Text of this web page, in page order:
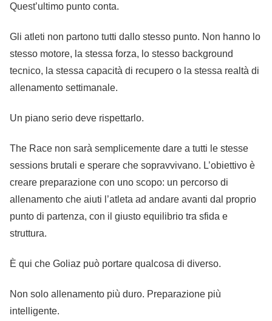
Quest’ultimo punto conta.
Gli atleti non partono tutti dallo stesso punto. Non hanno lo
stesso motore, la stessa forza, lo stesso background
tecnico, la stessa capacità di recupero o la stessa realtà di
allenamento settimanale.
Un piano serio deve rispettarlo.
The Race non sarà semplicemente dare a tutti le stesse
sessions brutali e sperare che sopravvivano. L’obiettivo è
creare preparazione con uno scopo: un percorso di
allenamento che aiuti l’atleta ad andare avanti dal proprio
punto di partenza, con il giusto equilibrio tra sfida e
struttura.
È qui che Goliaz può portare qualcosa di diverso.
Non solo allenamento più duro. Preparazione più
intelligente.